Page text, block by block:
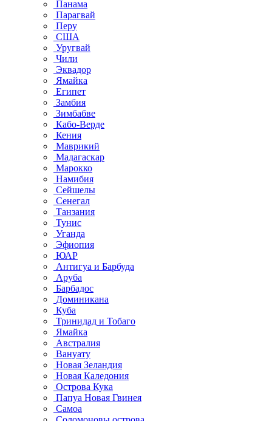
Панама
Парагвай
Перу
США
Уругвай
Чили
Эквадор
Ямайка
Египет
Замбия
Зимбабве
Кабо-Верде
Кения
Маврикий
Мадагаскар
Марокко
Намибия
Сейшелы
Сенегал
Танзания
Тунис
Уганда
Эфиопия
ЮАР
Антигуа и Барбуда
Аруба
Барбадос
Доминикана
Куба
Тринидад и Тобаго
Ямайка
Австралия
Вануату
Новая Зеландия
Новая Каледония
Острова Кука
Папуа Новая Гвинея
Самоа